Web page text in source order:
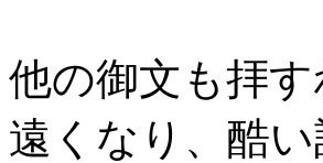
他の御文も拝
遠くなり、酷